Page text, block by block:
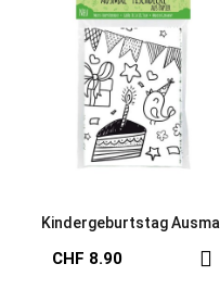
Kindergeburtstag Ausmal
CHF 8.90